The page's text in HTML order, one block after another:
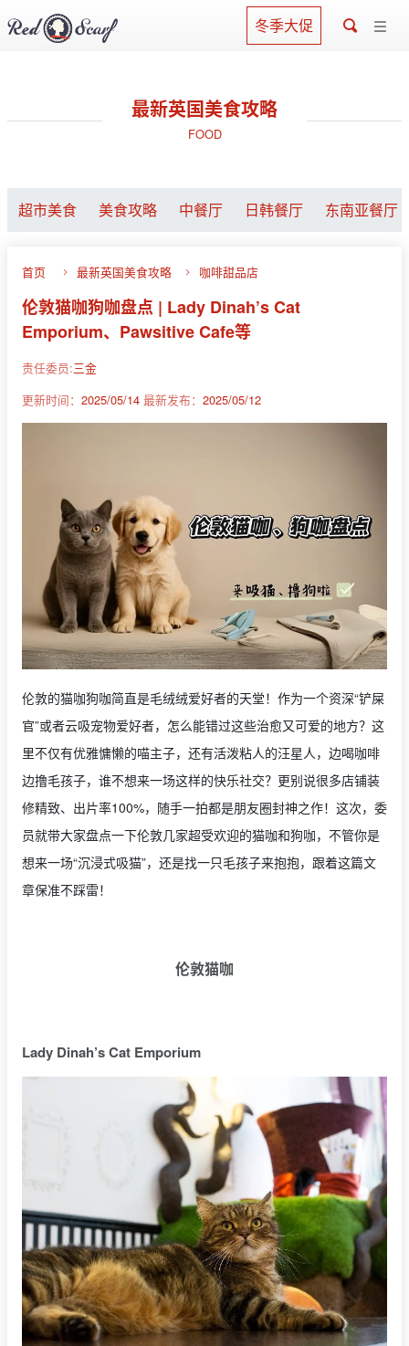
冬季大促
最新英国美食攻略
FOOD
超市美食 美食攻略 中餐厅 日韩餐厅 东南亚餐厅
首页 最新英国美食攻略 咖啡甜品店
伦敦猫咖狗咖盘点 | Lady Dinah’s Cat
Emporium、Pawsitive Cafe等
责任委员:三金
更新时间： 2025/05/14 最新发布： 2025/05/12
伦敦的猫咖狗咖简直是毛绒绒爱好者的天堂！作为一个资深“铲屎
官”或者云吸宠物爱好者，怎么能错过这些治愈又可爱的地方？这
里不仅有优雅慵懒的喵主子，还有活泼粘人的汪星人，边喝咖啡
边撸毛孩子，谁不想来一场这样的快乐社交？更别说很多店铺装
修精致、出片率100%，随手一拍都是朋友圈封神之作！这次，委
员就带大家盘点一下伦敦几家超受欢迎的猫咖和狗咖，不管你是
想来一场“沉浸式吸猫”，还是找一只毛孩子来抱抱，跟着这篇文
章保准不踩雷！
伦敦猫咖
Lady Dinah’s Cat Emporium